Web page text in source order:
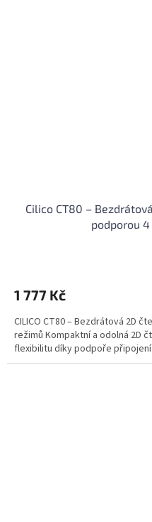
Cilico CT80 –
podporou
1 777 Kč
CILICO CT80 – Bezdrátová 2D
režimů Kompaktní a odolná 2D
flexibilitu díky podpoře připojení